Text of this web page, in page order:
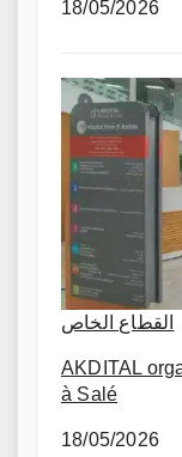
18/05/2026
القطاع الخاص
AKDITAL
à Salé
18/05/2026